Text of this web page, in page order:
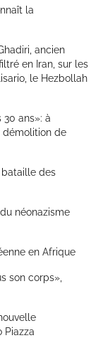
la
ancien
en Iran, sur les
le Hezbollah
30 ans»: à
démolition de
des
néonazisme
en Afrique
son corps»,
Piazza